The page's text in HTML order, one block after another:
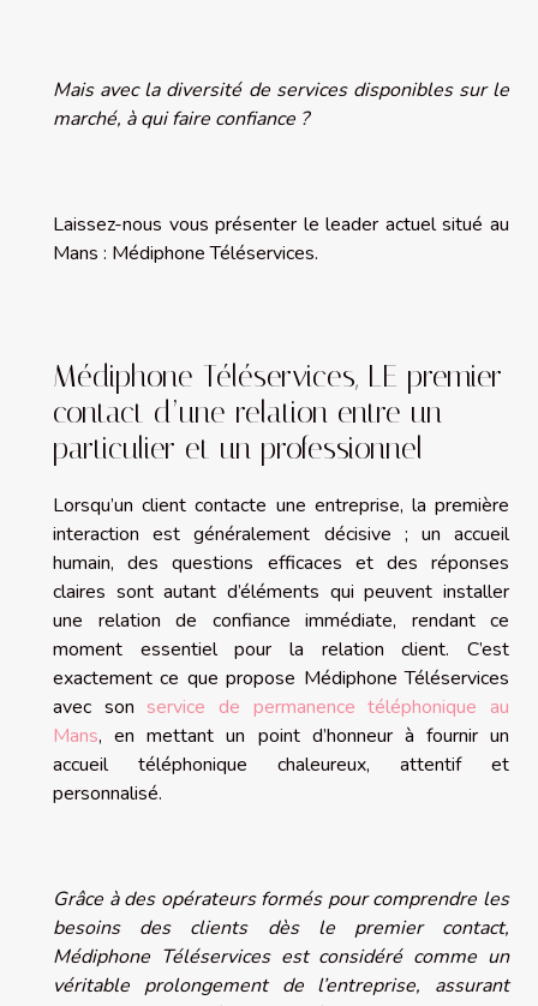
Mais avec la diversité de services disponibles sur le
marché, à qui faire confiance ?
Laissez-nous vous présenter le leader actuel situé au
Mans : Médiphone Téléservices.
Médiphone Téléservices, LE premier
contact d’une relation entre un
particulier et un professionnel
Lorsqu’un client contacte une entreprise, la première
interaction est généralement décisive ; un accueil
humain, des questions efficaces et des réponses
claires sont autant d’éléments qui peuvent installer
une relation de confiance immédiate, rendant ce
moment essentiel pour la relation client. C’est
exactement ce que propose Médiphone Téléservices
avec son service de permanence téléphonique au
Mans, en mettant un point d’honneur à fournir un
accueil téléphonique chaleureux, attentif et
personnalisé.
Grâce à des opérateurs formés pour comprendre les
besoins des clients dès le premier contact,
Médiphone Téléservices est considéré comme un
véritable prolongement de l’entreprise, assurant